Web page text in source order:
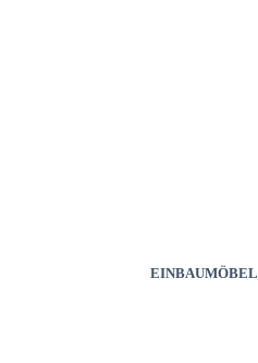
EINBAUMÖBEL